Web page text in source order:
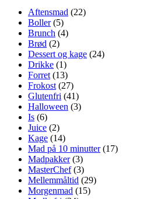
Aftensmad (22)
Boller(5)
Brunch (4)
Brød (2)
Dessert og kage (24)
Drikke (1)
Forret (13)
Frokost (27)
Glutenfri (41)
Halloween (3)
Is (6)
Juice (2)
Kage (14)
Mad på 10 minutter(17)
Madpakker(3)
MasterChef(3)
Mellemmåltid (29)
Morgenmad (15)